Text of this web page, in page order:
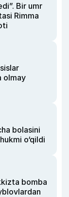
Bir umr
Rimma
olmay
bolasini
o‘qildi
bomba